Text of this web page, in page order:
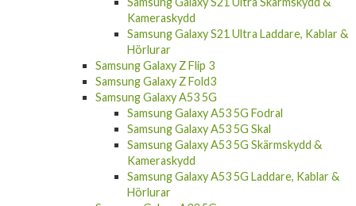
Hörlurar
Samsung Galaxy S21 Ultra
Samsung Galaxy S21 Ultra Fodral
Samsung Galaxy S21 Ultra Skal
Samsung Galaxy S21 Ultra Skärmskydd &
Kameraskydd
Samsung Galaxy S21 Ultra Laddare, Kablar &
Hörlurar
Samsung Galaxy Z Flip 3
Samsung Galaxy Z Fold3
Samsung Galaxy A53 5G
Samsung Galaxy A53 5G Fodral
Samsung Galaxy A53 5G Skal